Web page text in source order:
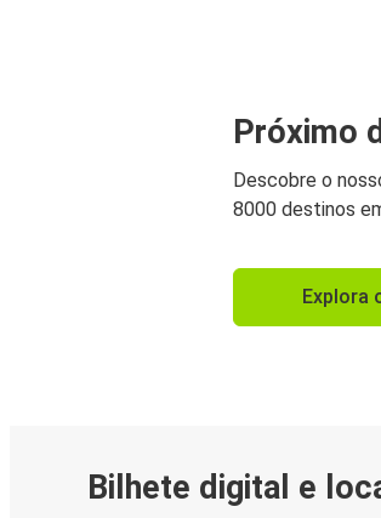
Próximo
Descobre o
8000 destinos
Explora
Bilhete digital e